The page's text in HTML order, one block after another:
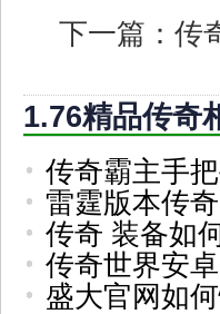
下一篇： 传
1.76精品传奇
传奇霸主手
雷霆版本传
传奇 装备如
传奇世界安
盛大官网如